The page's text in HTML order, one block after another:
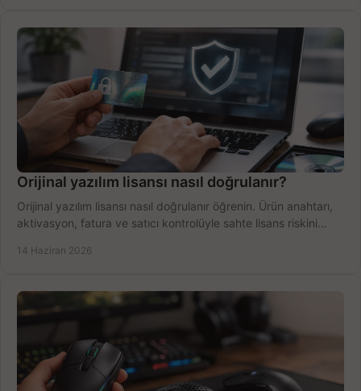
Orijinal yazılım lisansı nasıl doğrulanır?
Orijinal yazılım lisansı nasıl doğrulanır öğrenin. Ürün anahtarı,
aktivasyon, fatura ve satıcı kontrolüyle sahte lisans riskini
14 Haziran 2026